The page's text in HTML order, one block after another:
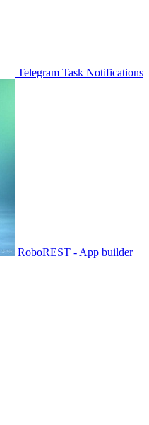
Telegram Task Notifications
RoboREST - App builder